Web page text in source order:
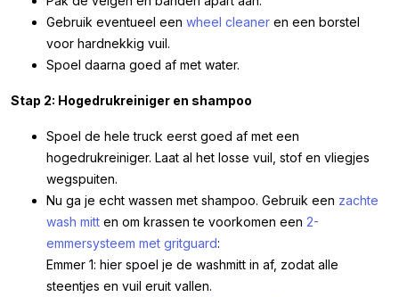
Gebruik eventueel een wheel cleaner en een borstel
voor hardnekkig vuil.
Spoel daarna goed af met water.
Stap 2: Hogedrukreiniger en shampoo
Spoel de hele truck eerst goed af met een
hogedrukreiniger. Laat al het losse vuil, stof en vliegjes
wegspuiten.
Nu ga je echt wassen met shampoo. Gebruik een zachte
wash mitt en om krassen te voorkomen een 2-
emmersysteem met gritguard:
Emmer 1: hier spoel je de washmitt in af, zodat alle
steentjes en vuil eruit vallen.